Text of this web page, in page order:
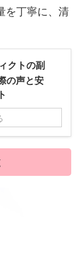
を丁寧に、清
クトの副
の声と安